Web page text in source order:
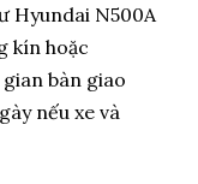
Hyundai N500A
kín hoặc
bàn giao
nếu xe và